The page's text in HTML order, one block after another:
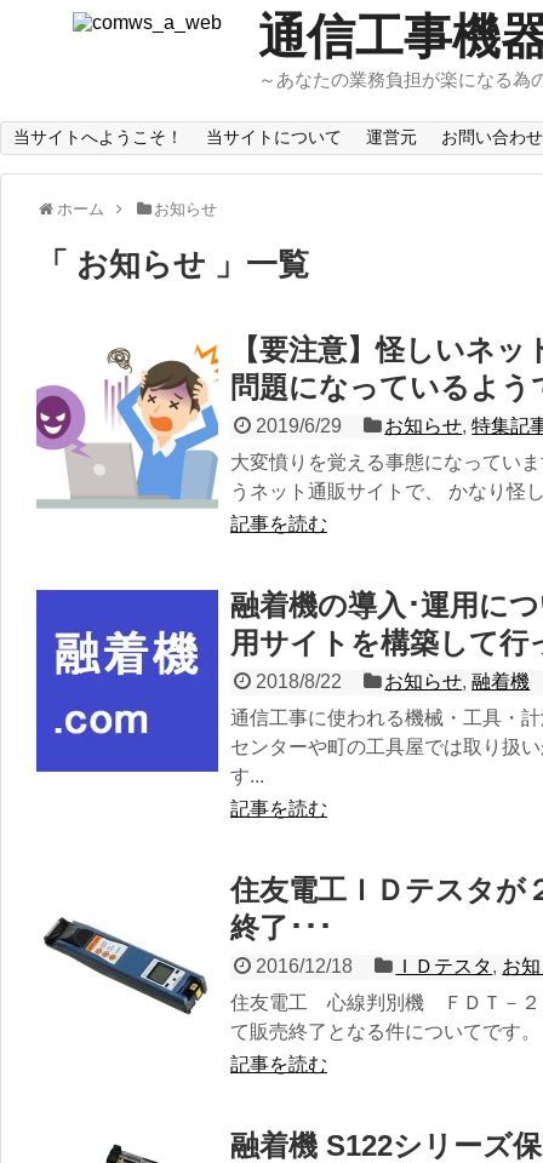
通信工事機
～あなたの業務負担が楽になる為
当サイトへようこそ！ 当サイトについて 運営元 お問い合わせ
ホーム お知らせ
「 お知らせ 」一覧
【要注意】怪しいネ
問題になっているよう
2019/6/29 お知らせ,特集記
大変憤りを覚える事態になってい
うネット通販サイトで、 かなり怪
記事を読む
融着機の導入･運用に
用サイトを構築して行
2018/8/22 お知らせ,融着機
通信工事に使われる機械・工具・
センターや町の工具屋では取り扱
す...
記事を読む
住友電工ＩＤテスタが
終了･･･
2016/12/18 ＩＤテスタ, お
住友電工 心線判別機 ＦＤＴ－２
て販売終了となる件についてです
記事を読む
融着機 S122シリーズ